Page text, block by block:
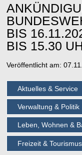
BIS
BIS 15.30
Veröffentlicht am:
Aktuelles & Service
Verwaltung & Politik
Leben, Wohnen &
Freizeit & Tourismus